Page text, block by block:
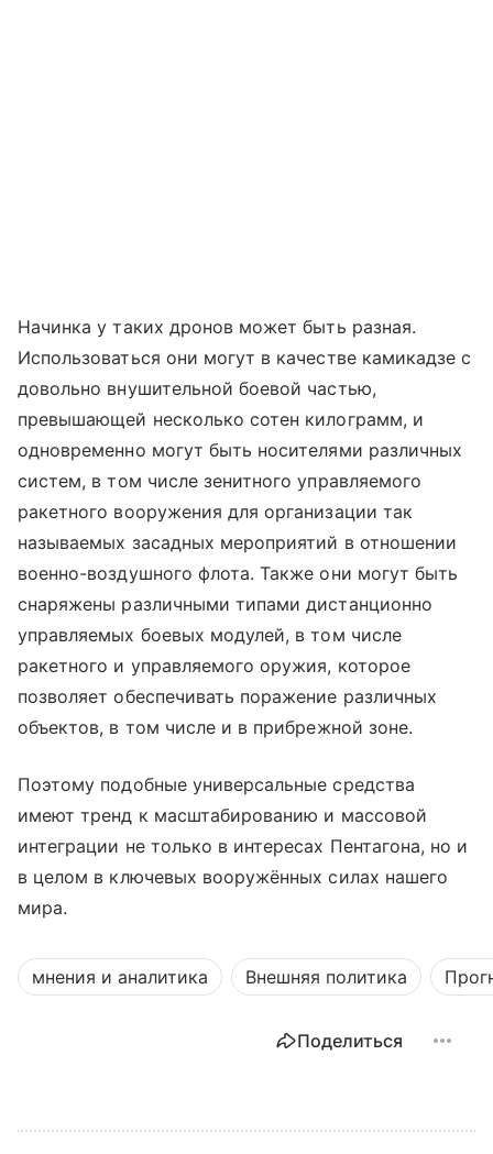
Начинка у таких дронов может быть разная.
Использоваться они могут в качестве камикадзе с
довольно внушительной боевой частью,
превышающей несколько сотен килограмм, и
одновременно могут быть носителями различных
систем, в том числе зенитного управляемого
ракетного вооружения для организации так
называемых засадных мероприятий в отношении
военно-воздушного флота. Также они могут быть
снаряжены различными типами дистанционно
управляемых боевых модулей, в том числе
ракетного и управляемого оружия, которое
позволяет обеспечивать поражение различных
объектов, в том числе и в прибрежной зоне.
Поэтому подобные универсальные средства
имеют тренд к масштабированию и массовой
интеграции не только в интересах Пентагона, но и
в целом в ключевых вооружённых силах нашего
мира.
мнения и аналитика Внешняя политика
Поделиться